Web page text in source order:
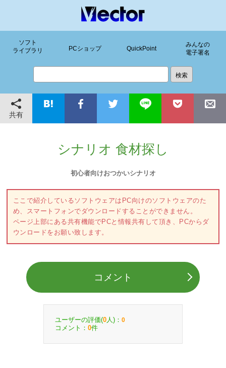
ソフト
ライブラリ
PCショップ QuickPoint
みんなの
電子署名
共有
シナリオ 食材探し
初心者向けおつかいシナリオ
ここで紹介しているソフトウェアはPC向けのソフトウェアのた
め、スマートフォンでダウンロードすることができません。
ページ上部にある共有機能でPCと情報共有して頂き、PCからダ
ウンロードをお願い致します。
コメント
ユーザーの評価(0 人)： 0
コメント： 0件